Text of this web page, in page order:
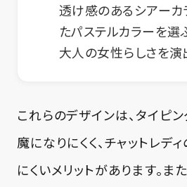
透け感のあるシアー
たパステルカラーを選
大人の女性らしさを演
これらのデザインは、タイピ
魔になりにくく、チャットレデ
にくいメリットがあります。ま